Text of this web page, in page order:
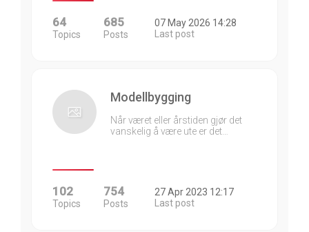
64
Topics
685
Posts
07 May 2026 14:28
Last post
Modellbygging
Når været eller årstiden gjør det
vanskelig å være ute er det…
102
Topics
754
Posts
27 Apr 2023 12:17
Last post